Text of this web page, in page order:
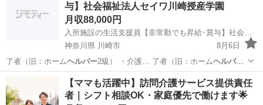
与】社会福祉法人セイワ川崎授産学園
月収88,000円
神奈川県 川崎市
8月6日
了者（旧：ホームヘルパー2級） ・介護… 了者（旧：ホームヘルパー
級） ・社会…
介護士
【ママも活躍中】訪問介護サービス提供責任
者｜シフト相談OK・家庭優先で働けます🌟